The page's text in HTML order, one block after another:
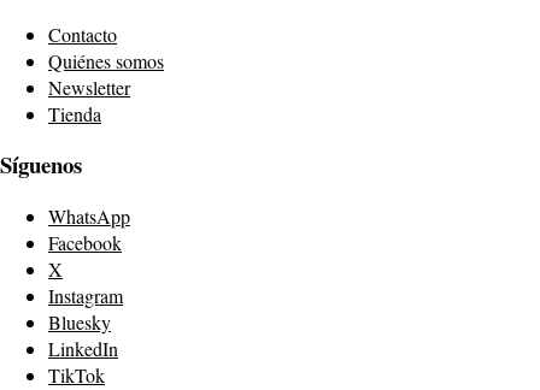
Contacto
Quiénes somos
Newsletter
Tienda
Síguenos
WhatsApp
Facebook
X
Instagram
Bluesky
LinkedIn
TikTok